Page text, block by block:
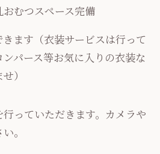
むつスペース完備
ます（衣装サービスは行って
パース等お気に入りの衣装な
）
っていただきます。カメラや
。